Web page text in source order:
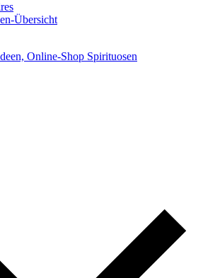
Übersicht